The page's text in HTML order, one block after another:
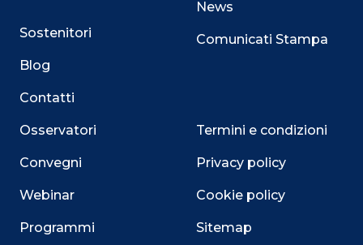
Sostenitori
Blog
Contatti
Osservatori
Convegni
Webinar
Programmi
News
Comunicati Stampa
Termini e condizioni
Privacy policy
Cookie policy
Sitemap